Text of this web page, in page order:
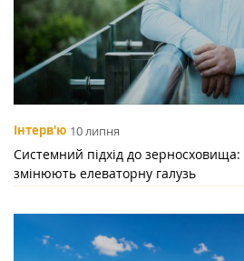
Інтерв'ю 10 липня
Системний підхід до зерносховища:
змінюють елеваторну галузь